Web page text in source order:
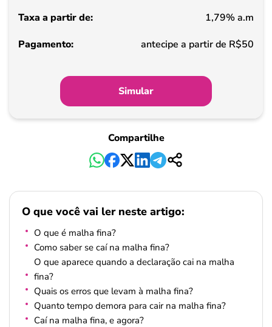
Pagamento
1,79% a.m
antecipe a partir de R$50
Simular
Compartilhe
O que você vai ler neste artigo:
O que é malha fina?
Como saber se caí na malha fina?
O que aparece quando a declaração cai na malha
fina?
Quais os erros que levam à malha fina?
Quanto tempo demora para cair na malha fina?
Caí na malha fina, e agora?